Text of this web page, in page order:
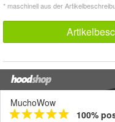
* maschinell aus der
MuchoWow
100%